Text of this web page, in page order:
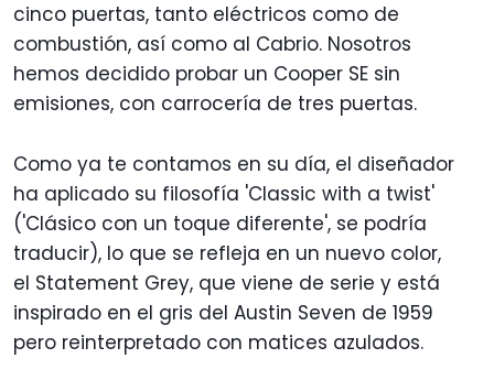
cinco puertas, tanto eléctricos como de
combustión, así como al Cabrio. Nosotros
hemos decidido probar un Cooper SE sin
emisiones, con carrocería de tres puertas.
Como ya te contamos en su día, el diseñador
ha aplicado su filosofía 'Classic with a twist'
('Clásico con un toque diferente', se podría
traducir), lo que se refleja en un nuevo color,
el Statement Grey, que viene de serie y está
inspirado en el gris del Austin Seven de 1959
pero reinterpretado con matices azulados.